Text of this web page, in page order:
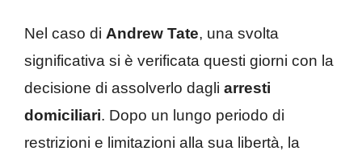
Nel caso di Andrew Tate, una svolta
significativa si è verificata questi giorni con la
decisione di assolverlo dagli arresti
domiciliari. Dopo un lungo periodo di
restrizioni e limitazioni alla sua libertà, la